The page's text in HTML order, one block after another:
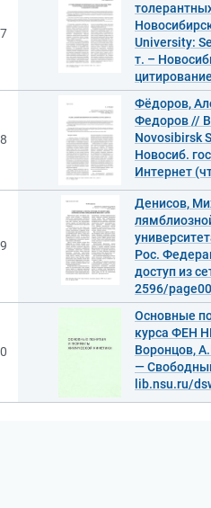
University:
т. –
Фёдоров,
Федоров //
Novosibirsk
Новосиб.
Интернет
Денисов,
Рос.
доступ из
2596/
Основные
курса ФЕН
Воронцов,
—
lib.nsu.ru/